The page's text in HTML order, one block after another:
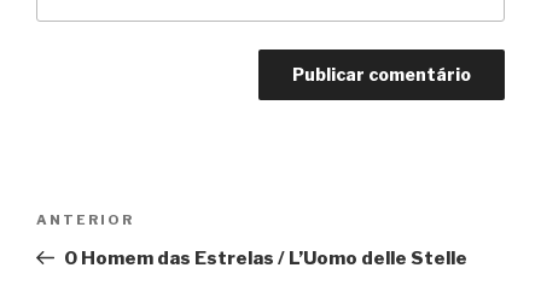
Post
Anterior
ANTERIOR
O Homem das Estrelas / L’Uomo delle Stelle